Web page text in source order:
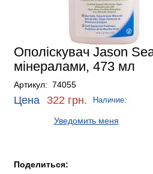
Ополіскувач Jason
мінералами, 473 мл
Артикул: 74055
Цена 322 грн. Наличие:
Уведомить меня
Поделиться: